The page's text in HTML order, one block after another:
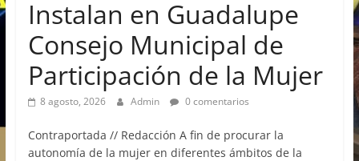
Instalan en Guadalupe
Consejo Municipal de
Participación de la Mujer
8 agosto, 2026 Admin 0 comentarios
Contraportada // Redacción A fin de procurar la
autonomía de la mujer en diferentes ámbitos de la